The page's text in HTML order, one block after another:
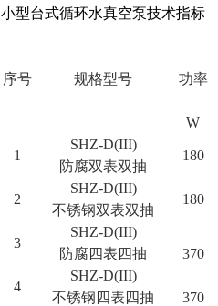
小型台式循环水真空泵技术指标
序号 规格型号 功率
W
1
SHZ-D(III)
防腐双表双抽
180
2
SHZ-D(III)
不锈钢双表双抽
180
3
SHZ-D(III)
防腐四表四抽
370
4
SHZ-D(III)
不锈钢四表四抽
370